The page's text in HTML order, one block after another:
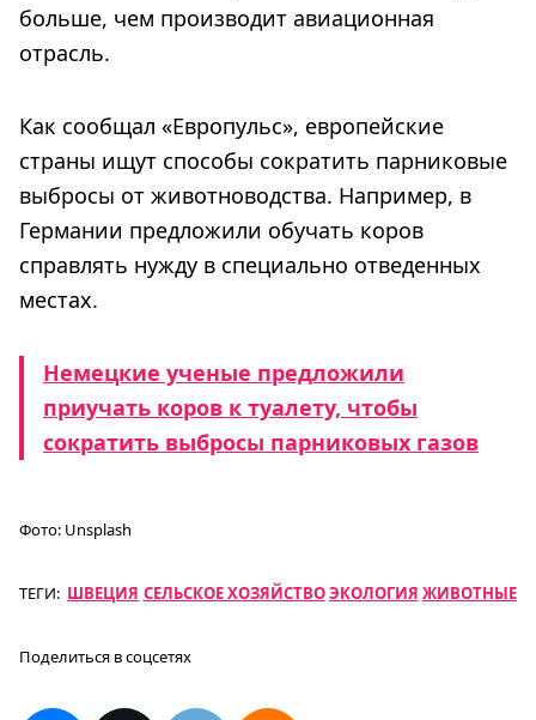
больше, чем производит авиационная
отрасль.
Как сообщал «Европульс», европейские
страны ищут способы сократить парниковые
выбросы от животноводства. Например, в
Германии предложили обучать коров
справлять нужду в специально отведенных
местах.
Немецкие ученые предложили
приучать коров к туалету, чтобы
сократить выбросы парниковых газов
Фото: Unsplash
ТЕГИ: ШВЕЦИЯ СЕЛЬСКОЕ ХОЗЯЙСТВОЭКОЛОГИЯ ЖИВОТНЫЕ
Поделиться в соцсетях